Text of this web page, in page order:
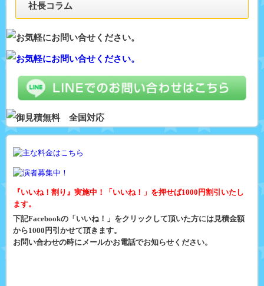
社長コラム
『いいね！割り』実施中！「いいね！」を押せば1000円割引いたし
ます。
下記Facebookの「いいね！」をクリックして頂いた方には見積金額
から1000円引かせて頂きます。
お問い合わせの時にメールかお電話でお知らせください。